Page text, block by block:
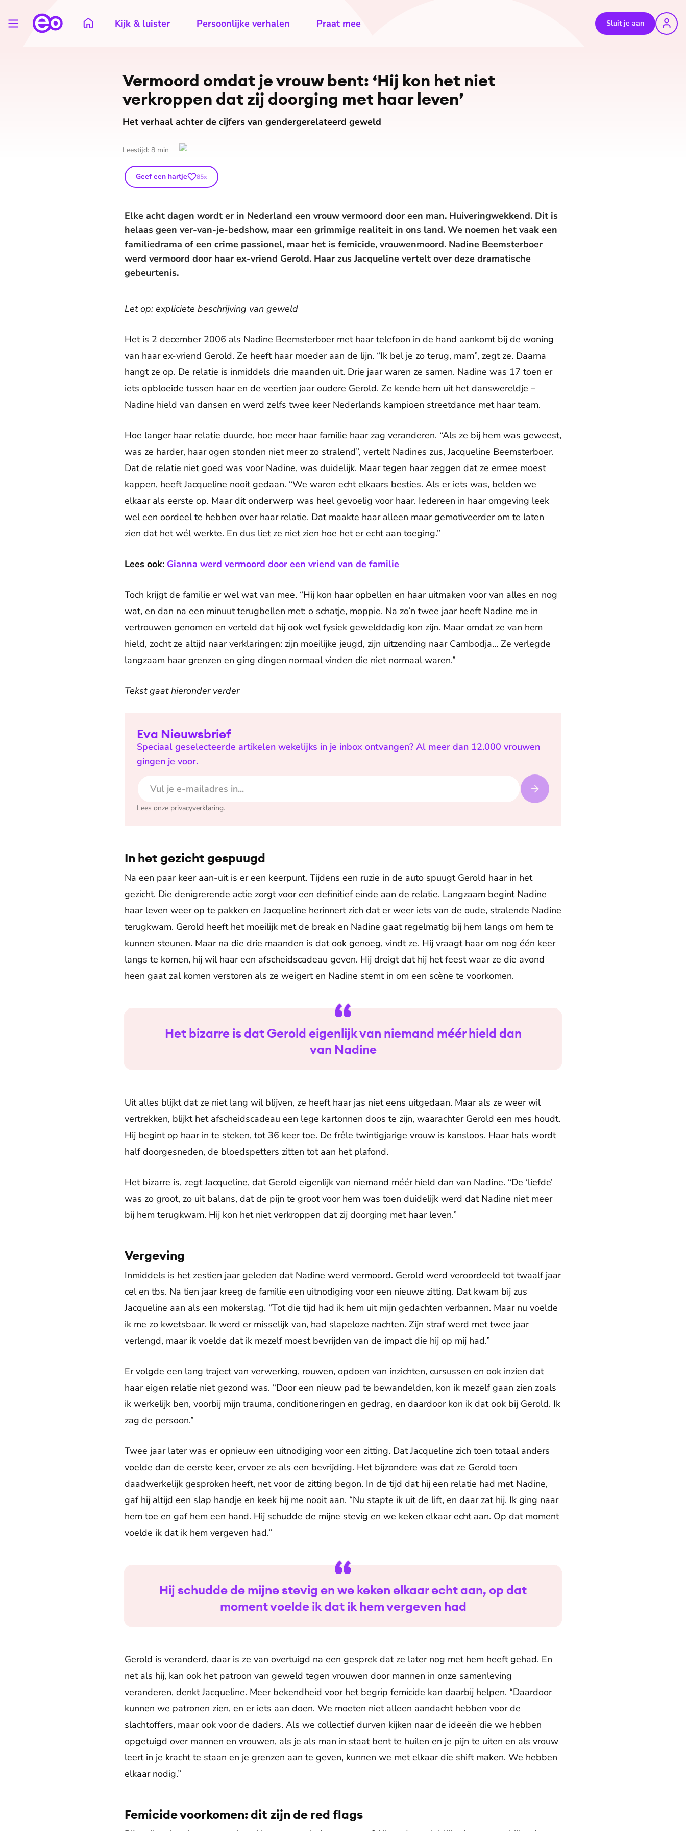
Kijk & luister Persoonlijke verhalen Praat mee Sluit je aan
Vermoord omdat je vrouw bent: ‘Hij kon het niet
verkroppen dat zij doorging met haar leven’
Het verhaal achter de cijfers van gendergerelateerd geweld
Leestijd: 8 min
Geef een hartje 85x
Elke acht dagen wordt er in Nederland een vrouw vermoord door een man. Huiveringwekkend. Dit is
helaas geen ver-van-je-bedshow, maar een grimmige realiteit in ons land. We noemen het vaak een
familiedrama of een crime passionel, maar het is femicide, vrouwenmoord. Nadine Beemsterboer
werd vermoord door haar ex-vriend Gerold. Haar zus Jacqueline vertelt over deze dramatische
gebeurtenis.
Let op: expliciete beschrijving van geweld
Het is 2 december 2006 als Nadine Beemsterboer met haar telefoon in de hand aankomt bij de woning
van haar ex-vriend Gerold. Ze heeft haar moeder aan de lijn. “Ik bel je zo terug, mam”, zegt ze. Daarna
hangt ze op. De relatie is inmiddels drie maanden uit. Drie jaar waren ze samen. Nadine was 17 toen er
iets opbloeide tussen haar en de veertien jaar oudere Gerold. Ze kende hem uit het danswereldje –
Nadine hield van dansen en werd zelfs twee keer Nederlands kampioen streetdance met haar team.
Hoe langer haar relatie duurde, hoe meer haar familie haar zag veranderen. “Als ze bij hem was geweest,
was ze harder, haar ogen stonden niet meer zo stralend”, vertelt Nadines zus, Jacqueline Beemsterboer.
Dat de relatie niet goed was voor Nadine, was duidelijk. Maar tegen haar zeggen dat ze ermee moest
kappen, heeft Jacqueline nooit gedaan. “We waren echt elkaars besties. Als er iets was, belden we
elkaar als eerste op. Maar dit onderwerp was heel gevoelig voor haar. Iedereen in haar omgeving leek
wel een oordeel te hebben over haar relatie. Dat maakte haar alleen maar gemotiveerder om te laten
zien dat het wél werkte. En dus liet ze niet zien hoe het er echt aan toeging.”
Lees ook: Gianna werd vermoord door een vriend van de familie
Toch krijgt de familie er wel wat van mee. “Hij kon haar opbellen en haar uitmaken voor van alles en nog
wat, en dan na een minuut terugbellen met: o schatje, moppie. Na zo’n twee jaar heeft Nadine me in
vertrouwen genomen en verteld dat hij ook wel fysiek gewelddadig kon zijn. Maar omdat ze van hem
hield, zocht ze altijd naar verklaringen: zijn moeilijke jeugd, zijn uitzending naar Cambodja… Ze verlegde
langzaam haar grenzen en ging dingen normaal vinden die niet normaal waren.”
Tekst gaat hieronder verder
Eva Nieuwsbrief
Speciaal geselecteerde artikelen wekelijks in je inbox ontvangen? Al meer dan 12.000 vrouwen
gingen je voor.
Lees onze privacyverklaring.
In het gezicht gespuugd
Na een paar keer aan-uit is er een keerpunt. Tijdens een ruzie in de auto spuugt Gerold haar in het
gezicht. Die denigrerende actie zorgt voor een definitief einde aan de relatie. Langzaam begint Nadine
haar leven weer op te pakken en Jacqueline herinnert zich dat er weer iets van de oude, stralende Nadine
terugkwam. Gerold heeft het moeilijk met de break en Nadine gaat regelmatig bij hem langs om hem te
kunnen steunen. Maar na die drie maanden is dat ook genoeg, vindt ze. Hij vraagt haar om nog één keer
langs te komen, hij wil haar een afscheidscadeau geven. Hij dreigt dat hij het feest waar ze die avond
heen gaat zal komen verstoren als ze weigert en Nadine stemt in om een scène te voorkomen.
Het bizarre is dat Gerold eigenlijk van niemand méér hield dan
van Nadine
Uit alles blijkt dat ze niet lang wil blijven, ze heeft haar jas niet eens uitgedaan. Maar als ze weer wil
vertrekken, blijkt het afscheidscadeau een lege kartonnen doos te zijn, waarachter Gerold een mes houdt.
Hij begint op haar in te steken, tot 36 keer toe. De frêle twintigjarige vrouw is kansloos. Haar hals wordt
half doorgesneden, de bloedspetters zitten tot aan het plafond.
Het bizarre is, zegt Jacqueline, dat Gerold eigenlijk van niemand méér hield dan van Nadine. “De ‘liefde’
was zo groot, zo uit balans, dat de pijn te groot voor hem was toen duidelijk werd dat Nadine niet meer
bij hem terugkwam. Hij kon het niet verkroppen dat zij doorging met haar leven.”
Vergeving
Inmiddels is het zestien jaar geleden dat Nadine werd vermoord. Gerold werd veroordeeld tot twaalf jaar
cel en tbs. Na tien jaar kreeg de familie een uitnodiging voor een nieuwe zitting. Dat kwam bij zus
Jacqueline aan als een mokerslag. “Tot die tijd had ik hem uit mijn gedachten verbannen. Maar nu voelde
ik me zo kwetsbaar. Ik werd er misselijk van, had slapeloze nachten. Zijn straf werd met twee jaar
verlengd, maar ik voelde dat ik mezelf moest bevrijden van de impact die hij op mij had.”
Er volgde een lang traject van verwerking, rouwen, opdoen van inzichten, cursussen en ook inzien dat
haar eigen relatie niet gezond was. “Door een nieuw pad te bewandelden, kon ik mezelf gaan zien zoals
ik werkelijk ben, voorbij mijn trauma, conditioneringen en gedrag, en daardoor kon ik dat ook bij Gerold. Ik
zag de persoon.”
Twee jaar later was er opnieuw een uitnodiging voor een zitting. Dat Jacqueline zich toen totaal anders
voelde dan de eerste keer, ervoer ze als een bevrijding. Het bijzondere was dat ze Gerold toen
daadwerkelijk gesproken heeft, net voor de zitting begon. In de tijd dat hij een relatie had met Nadine,
gaf hij altijd een slap handje en keek hij me nooit aan. “Nu stapte ik uit de lift, en daar zat hij. Ik ging naar
hem toe en gaf hem een hand. Hij schudde de mijne stevig en we keken elkaar echt aan. Op dat moment
voelde ik dat ik hem vergeven had.”
Hij schudde de mijne stevig en we keken elkaar echt aan, op dat
moment voelde ik dat ik hem vergeven had
Gerold is veranderd, daar is ze van overtuigd na een gesprek dat ze later nog met hem heeft gehad. En
net als hij, kan ook het patroon van geweld tegen vrouwen door mannen in onze samenleving
veranderen, denkt Jacqueline. Meer bekendheid voor het begrip femicide kan daarbij helpen. “Daardoor
kunnen we patronen zien, en er iets aan doen. We moeten niet alleen aandacht hebben voor de
slachtoffers, maar ook voor de daders. Als we collectief durven kijken naar de ideeën die we hebben
opgetuigd over mannen en vrouwen, als je als man in staat bent te huilen en je pijn te uiten en als vrouw
leert in je kracht te staan en je grenzen aan te geven, kunnen we met elkaar die shift maken. We hebben
elkaar nodig.”
Femicide voorkomen: dit zijn de red flags